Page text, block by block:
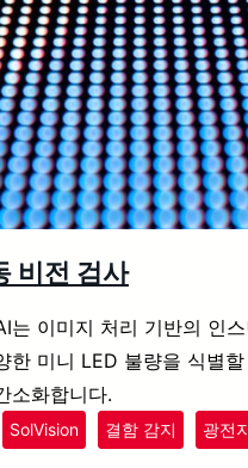
비전 검사
는 이미지 처리 기반의 인
한 미니 LED 불량을 식별
소화합니다.
SolVision 결함 감지 광전